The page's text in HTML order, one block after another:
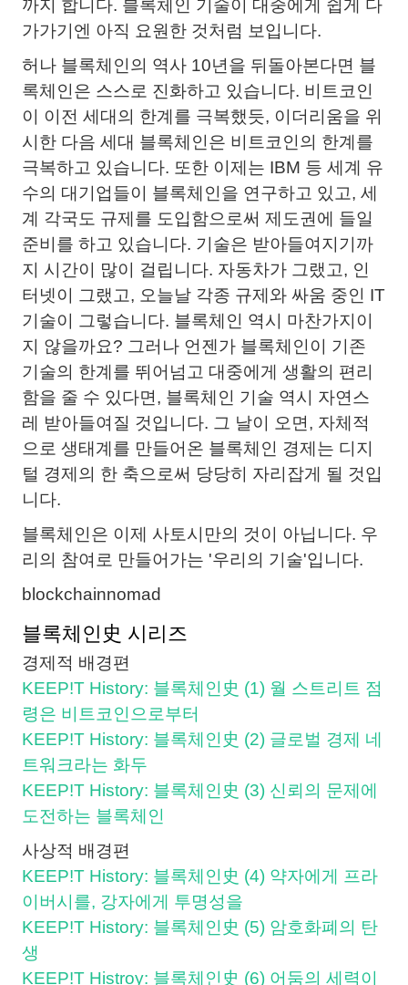
까지 합니다. 블록체인 기술이 대중에게 쉽게 다
가가기엔 아직 요원한 것처럼 보입니다.
허나 블록체인의 역사 10년을 뒤돌아본다면 블
록체인은 스스로 진화하고 있습니다. 비트코인
이 이전 세대의 한계를 극복했듯, 이더리움을 위
시한 다음 세대 블록체인은 비트코인의 한계를
극복하고 있습니다. 또한 이제는 IBM 등 세계 유
수의 대기업들이 블록체인을 연구하고 있고, 세
계 각국도 규제를 도입함으로써 제도권에 들일
준비를 하고 있습니다. 기술은 받아들여지기까
지 시간이 많이 걸립니다. 자동차가 그랬고, 인
터넷이 그랬고, 오늘날 각종 규제와 싸움 중인 IT
기술이 그렇습니다. 블록체인 역시 마찬가지이
지 않을까요? 그러나 언젠가 블록체인이 기존
기술의 한계를 뛰어넘고 대중에게 생활의 편리
함을 줄 수 있다면, 블록체인 기술 역시 자연스
레 받아들여질 것입니다. 그 날이 오면, 자체적
으로 생태계를 만들어온 블록체인 경제는 디지
털 경제의 한 축으로써 당당히 자리잡게 될 것입
니다.
블록체인은 이제 사토시만의 것이 아닙니다. 우
리의 참여로 만들어가는 '우리의 기술'입니다.
blockchainnomad
블록체인史 시리즈
경제적 배경편
KEEP!T History: 블록체인史 (1) 월 스트리트 점
령은 비트코인으로부터
KEEP!T History: 블록체인史 (2) 글로벌 경제 네
트워크라는 화두
KEEP!T History: 블록체인史 (3) 신뢰의 문제에
도전하는 블록체인
사상적 배경편
KEEP!T History: 블록체인史 (4) 약자에게 프라
이버시를, 강자에게 투명성을
KEEP!T History: 블록체인史 (5) 암호화폐의 탄
생
KEEP!T Histroy: 블록체인史 (6) 어둠의 세력이